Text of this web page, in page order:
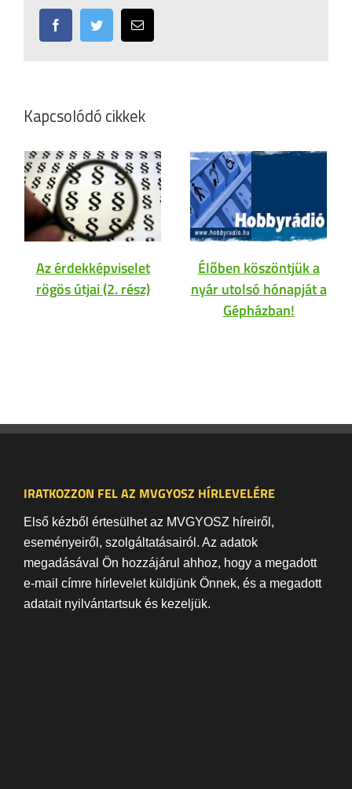
FacebookTwitter Email:
Kapcsolódó cikkek
Az érdekképviselet
rögös útjai (2. rész)
Élőben köszöntjük a
nyár utolsó hónapját a
Gépházban!
IRATKOZZON FEL AZ MVGYOSZ HÍRLEVELÉRE
Első kézből értesülhet az MVGYOSZ híreiről,
eseményeiről, szolgáltatásairól. Az adatok
megadásával Ön hozzájárul ahhoz, hogy a megadott
e-mail címre hírlevelet küldjünk Önnek, és a megadott
adatait nyilvántartsuk és kezeljük.